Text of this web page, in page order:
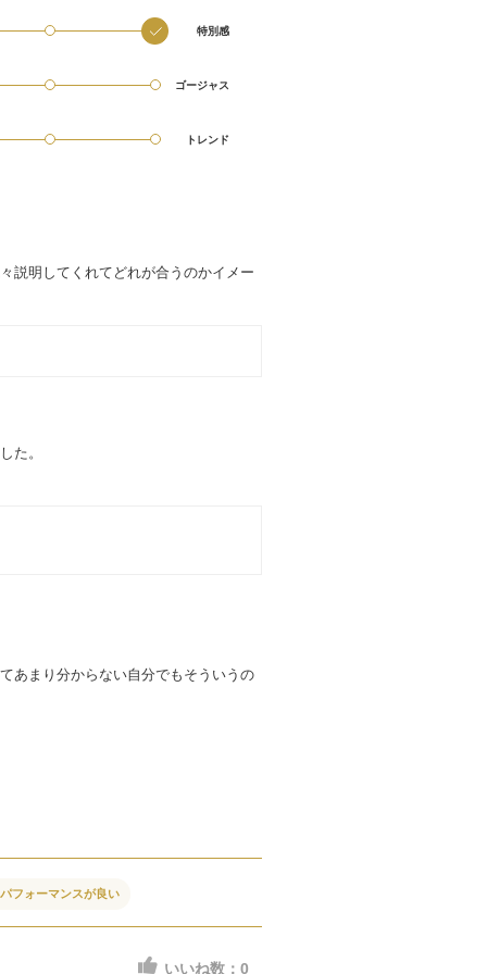
特別感
ゴージャス
トレンド
説明してくれてどれが合うのかイメー
た。
あまり分からない自分でもそういうの
フォーマンスが良い
いいね数： 0